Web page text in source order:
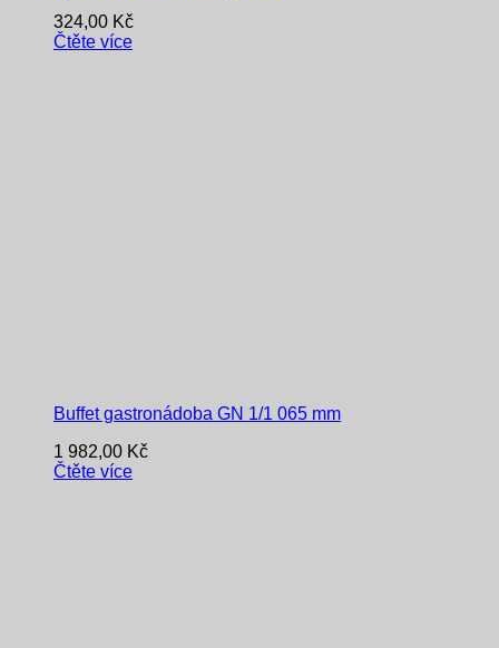
324,00 Kč
Čtěte více
Buffet gastronádoba GN 1/1 065 mm
1 982,00 Kč
Čtěte více